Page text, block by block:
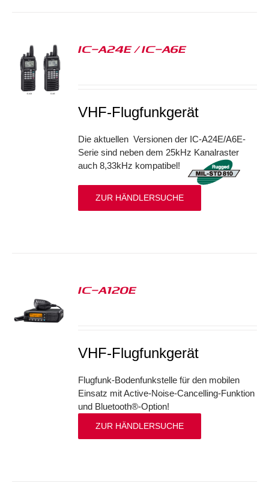
IC-A24E / IC-A6E
VHF-Flugfunkgerät
Die aktuellen Versionen der IC-A24E/A6E-
Serie sind neben dem 25kHz Kanalraster
auch 8,33kHz kompatibel!
ZUR HÄNDLERSUCHE
IC-A120E
VHF-Flugfunkgerät
Flugfunk-Bodenfunkstelle für den mobilen
Einsatz mit Active-Noise-Cancelling-Funktion
und Bluetooth®-Option!
ZUR HÄNDLERSUCHE